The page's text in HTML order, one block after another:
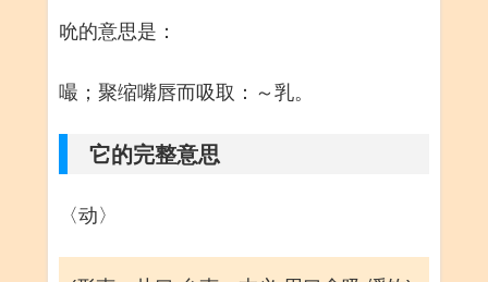
吮的意思是：
嘬；聚缩嘴唇而吸取：～乳。
它的完整意思
〈动〉